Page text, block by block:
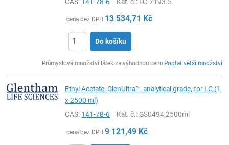
cena bez DPH 13 534,71 Kč
Do košíku
Průmyslová množství látek za výhodnou cenu Poptat větší množství
Ethyl Acetate, GlenUltra™, analytical grade, for LC (1
x 2500 ml)
CAS: 141-78-6 Kat. č.: GS0494,2500ml
cena bez DPH 9 121,49 Kč